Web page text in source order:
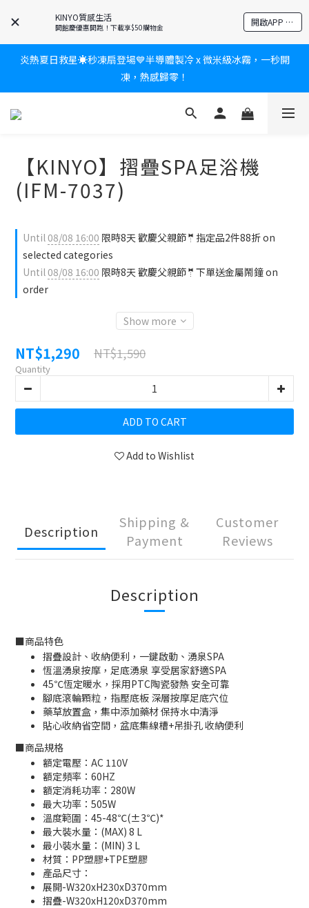
KINYO質感生活
開館慶優惠開跑！下載享$50購物金 開啟APP 享隱藏優惠
新會員送$100購物金✨再享消費回饋無極限
耳機🎀給爸爸一個驚喜大禮包
凍，熱感歸零！
新會員送$100購物金✨再享消費回饋無極限
【KINYO】摺疊SPA足浴機
(IFM-7037)
Until08/08 16:00 限時8天 歡慶父親節🤵指定品2件88折 on
selected categories
Until08/08 16:00 限時8天 歡慶父親節🤵下單送金屬鬧鐘 on
order
Show more
NT$1,290 NT$1,590
Quantity
ADD TO CART
Add to Wishlist
Description
Shipping &
Payment
Customer
Reviews
Description
■商品特色
摺疊設計、收納便利，一鍵啟動、湧泉SPA
恆溫湧泉按摩，足底湧泉 享受居家舒適SPA
45℃恆定暖水，採用PTC陶瓷發熱 安全可靠
腳底滾輪顆粒，指壓底板 深層按摩足底穴位
藥草放置盒，集中添加藥材 保持水中清淨
貼心收納省空間，盆底集線槽+吊掛孔 收納便利
■商品規格
額定電壓：AC 110V
額定頻率：60HZ
額定消耗功率：280W
最大功率：505W
溫度範圍：45-48℃(±3℃)*
最大裝水量：(MAX) 8 L
最小裝水量：(MIN) 3 L
材質：PP塑膠+TPE塑膠
產品尺寸：
展開-W320xH230xD370mm
摺疊-W320xH120xD370mm